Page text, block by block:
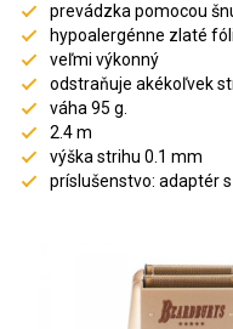
prevádzka pomocou
hypoalergénne zlaté
veľmi výkonný
odstraňuje akékoľvek
váha 95 g.
2.4 m
výška strihu 0.1 mm
príslušenstvo: adaptér